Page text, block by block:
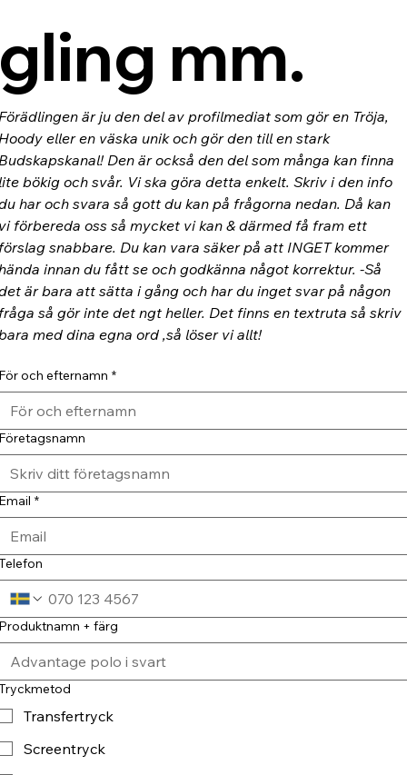
mm.
är ju den del av profilmediat som gör en Tröja,
eller en väska unik och gör den till en stark
Den är också den del som många kan finna
bökig och svår. Vi ska göra detta enkelt. Skriv i den info
har och svara så gott du kan på frågorna nedan. Då kan
förbereda oss så mycket vi kan & därmed få fram ett
snabbare. Du kan vara säker på att INGET kommer
innan du fått se och godkänna något korrektur. -Så
är bara att sätta i gång och har du inget svar på någon
så gör inte det ngt heller. Det finns en textruta så skriv
med dina egna ord ,så löser vi allt!
och efternamn *
*
+ färg
Transfertryck
Screentryck